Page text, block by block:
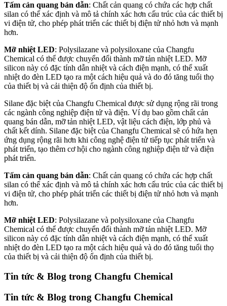
Tấm cản quang bán dẫn: Chất cản quang có chứa các hợp chất
silan có thể xác định và mô tả chính xác hơn cấu trúc của các thiết bị
vi điện tử, cho phép phát triển các thiết bị điện tử nhỏ hơn và mạnh
hơn.
Mỡ nhiệt LED: Polysilazane và polysiloxane của Changfu
Chemical có thể được chuyển đổi thành mỡ tản nhiệt LED. Mỡ
silicon này có đặc tính dẫn nhiệt và cách điện mạnh, có thể xuất
nhiệt do đèn LED tạo ra một cách hiệu quả và do đó tăng tuổi thọ
của thiết bị và cải thiện độ ổn định của thiết bị.
Silane đặc biệt của Changfu Chemical được sử dụng rộng rãi trong
các ngành công nghiệp điện tử và điện. Ví dụ bao gồm chất cản
quang bán dẫn, mỡ tản nhiệt LED, vật liệu cách điện, lớp phủ và
chất kết dính. Silane đặc biệt của Changfu Chemical sẽ có hứa hẹn
ứng dụng rộng rãi hơn khi công nghệ điện tử tiếp tục phát triển và
phát triển, tạo thêm cơ hội cho ngành công nghiệp điện tử và điện
phát triển.
Tấm cản quang bán dẫn: Chất cản quang có chứa các hợp chất
silan có thể xác định và mô tả chính xác hơn cấu trúc của các thiết bị
vi điện tử, cho phép phát triển các thiết bị điện tử nhỏ hơn và mạnh
hơn.
Mỡ nhiệt LED: Polysilazane và polysiloxane của Changfu
Chemical có thể được chuyển đổi thành mỡ tản nhiệt LED. Mỡ
silicon này có đặc tính dẫn nhiệt và cách điện mạnh, có thể xuất
nhiệt do đèn LED tạo ra một cách hiệu quả và do đó tăng tuổi thọ
của thiết bị và cải thiện độ ổn định của thiết bị.
Tin tức & Blog trong Changfu Chemical
Tin tức & Blog trong Changfu Chemical